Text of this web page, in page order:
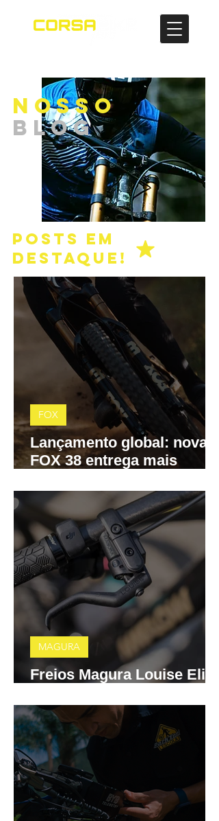
NOSSO
BLOG
POSTS EM
DESTAQUE!
Lançamento global: nova
FOX 38 entrega mais
controle total
FOX
Freios Magura Louise Elite
MAGURA